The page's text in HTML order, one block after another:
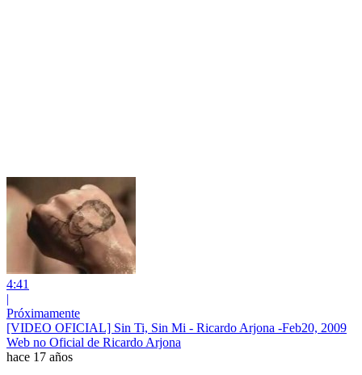
4:41
|
Próximamente
[VIDEO OFICIAL] Sin Ti, Sin Mi - Ricardo Arjona -Feb20, 2009
Web no Oficial de Ricardo Arjona
hace 17 años